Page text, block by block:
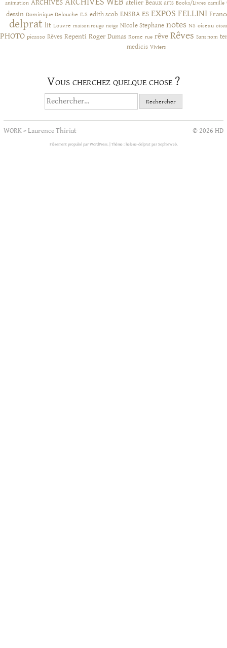
animation ARCHIVES ARCHIVES WEB atelier Beaux arts Books/Livres camille
dessin Dominique Delouche E.S edith scob ENSBA ES EXPOS FELLINI
delprat lit Louvre maison rouge neige NIcole Stephane notes NS oiseau
PHOTO picasso Rêves Repenti Roger Dumas Rome rue rêve Rêves Sans nom
medicis Viviers
Vous cherchez quelque chose ?
Rechercher :
WORK>Laurence Thiriat © 2026 HD
Fièrement propulsé par WordPress. Thème : helene-delprat par SophieWeb.